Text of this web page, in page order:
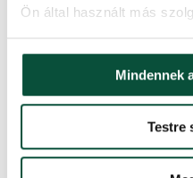
Ön által használt más
Mindennek
Testre